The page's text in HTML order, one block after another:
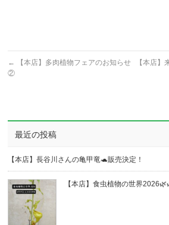
←
【本店】多肉植物フェアのお知らせ
②
【本店】
最近の投稿
【本店】長谷川さんの亀甲竜🐢販売決定！
【本店】食虫植物の世界